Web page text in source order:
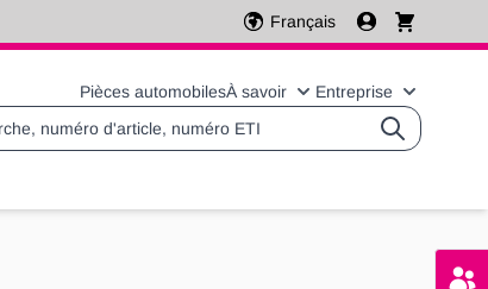
Français
Pièces automobilesÀ savoir
Basculer le sous-
Entreprise
Basculer